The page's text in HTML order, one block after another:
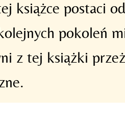
książce postaci
pokoleń
z tej książki